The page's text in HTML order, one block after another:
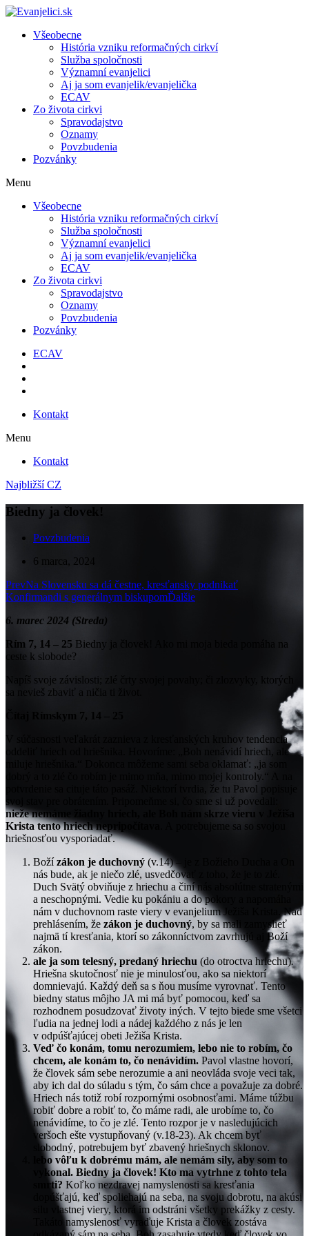
Všeobecne
História vzniku reformačných cirkví
Služba spoločnosti
Významní evanjelici
Aj ja som evanjelik/evanjelička
ECAV
Zo života cirkvi
Spravodajstvo
Oznamy
Povzbudenia
Pozvánky
Menu
Všeobecne
História vzniku reformačných cirkví
Služba spoločnosti
Významní evanjelici
Aj ja som evanjelik/evanjelička
ECAV
Zo života cirkvi
Spravodajstvo
Oznamy
Povzbudenia
Pozvánky
ECAV
Kontakt
Menu
Kontakt
Najbližší CZ
Biedny ja človek!
Povzbudenia
6 marca, 2024
PrevNa Slovensku sa dá čestne, kresťansky podnikať
Konfirmandi s generálnym biskupomĎalšie
6. marec 2024 (Streda)
Rím 7, 14 – 25 Biedny ja človek! Ako mi moja bieda pomáha na
ceste k slobode?
Napíš svoje závislosti; zlé črty svojej povahy; či zlozvyky, ktorých
sa nevieš zbaviť a ničia ti život.
Čítaj Rímskym 7, 14 – 25
V súčasnosti veľakrát zaznieva z kresťanských kruhov tendencia
oddeliť hriech od hriešnika. Hovoríme: „Boh nenávidí hriech, ale
miluje hriešnika.“ Dokonca môžeme sami seba oklamať: „ja som
dobrý a to zlé čo robím je mimo mňa, mimo mojej kontroly.“ A na
potvrdenie sa cituje táto pasáž. Niektorí tvrdia, že tu Pavol popisuje
svoj stav pre obrátením. Pripomeňme si, čo sme si už povedali:
nieže nemáme žiadny hriech, ale Boh nám skrze vieru v Ježiša
Krista tento hriech nepripočítava
. A potrebujeme sa so svojou
hriešnosťou vysporiadať.
Božízákon je duchovný (v.14) – je z Božieho Ducha a On
nás bude, ak je niečo zlé, usvedčovať z toho, že je to zlé.
Duch Svätý obviňuje z hriechu a činí nás absolútne stratenými
a neschopnými. Vedie ku pokániu a do pokory a napomáha
nám v duchovnom raste viery v evanjelium Ježiša Krista. Nad
prehlásením, že zákon je duchovný, by sa mali zamyslieť
najmä tí kresťania, ktorí so zákonníctvom zavrhujú aj Boží
zákon.
ale ja som telesný, predaný hriechu (do otroctva hriechu).
Hriešna skutočnosť nie je minulosťou, ako sa niektorí
domnievajú. Každý deň sa s ňou musíme vyrovnať. Tento
biedny status môjho JA mi má byť pomocou, keď sa
rozhodnem posudzovať životy iných. V tejto biede sme všetci
ľudia na jednej lodi a nádej každého z nás je len
v odpúšťajúcej obeti Ježiša Krista.
Veď čo konám, tomu nerozumiem, lebo nie to robím, čo
chcem, ale konám to, čo nenávidím. Pavol vlastne hovorí,
že človek sám sebe nerozumie a ani neovláda svoje veci tak,
aby ich dal do súladu s tým, čo sám chce a považuje za dobré.
Hriech nás totiž robí rozpornými osobnosťami. Máme túžbu
robiť dobre a robiť to, čo máme radi, ale urobíme to, čo
nenávidíme, to čo je zlé. Tento rozpor je v nasledujúcich
veršoch ešte vystupňovaný (v.18-23). Ak chcem byť
slobodný, potrebujem byť zbavený hriešnych sklonov.
lebo vôľu k dobrému mám, ale nemám sily, aby som to
vykonal. Biedny ja človek! Kto ma vytrhne z tohto tela
smrti? Koľko nezdravej namyslenosti sa kresťania
dopúšťajú, keď spoliehajú na seba, na svoju dobrotu, na akúsi
silu vlastnej viery, ktorá im odstráni všetky prekážky z cesty.
Takáto namyslenosť vyraďuje Krista a človek zostáva